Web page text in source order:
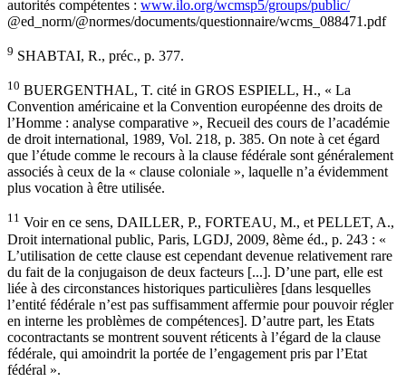
autorités compétentes : www.ilo.org/wcmsp5/groups/public/
@ed_norm/@normes/documents/questionnaire/wcms_088471.pdf
9 SHABTAI, R., préc., p. 377.
10 BUERGENTHAL, T. cité in GROS ESPIELL, H., « La
Convention américaine et la Convention européenne des droits de
l’Homme : analyse comparative », Recueil des cours de l’académie
de droit international, 1989, Vol. 218, p. 385. On note à cet égard
que l’étude comme le recours à la clause fédérale sont généralement
associés à ceux de la « clause coloniale », laquelle n’a évidemment
plus vocation à être utilisée.
11 Voir en ce sens, DAILLER, P., FORTEAU, M., et PELLET, A.,
Droit international public, Paris, LGDJ, 2009, 8ème éd., p. 243 : «
L’utilisation de cette clause est cependant devenue relativement rare
du fait de la conjugaison de deux facteurs [...]. D’une part, elle est
liée à des circonstances historiques particulières [dans lesquelles
l’entité fédérale n’est pas suffisamment affermie pour pouvoir régler
en interne les problèmes de compétences]. D’autre part, les Etats
cocontractants se montrent souvent réticents à l’égard de la clause
fédérale, qui amoindrit la portée de l’engagement pris par l’Etat
fédéral ».